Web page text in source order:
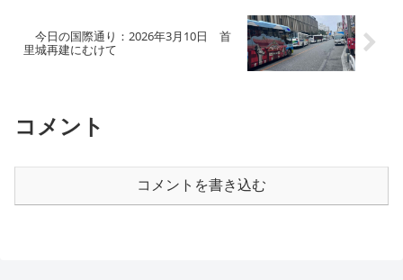
今日の国際通り：2026年3月10日 首
里城再建にむけて
コメント
コメントを書き込む